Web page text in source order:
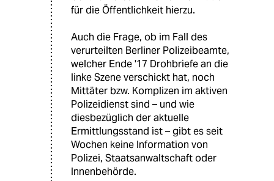
für die Öffentlichkeit hierzu.
Auch die Frage, ob im Fall des
verurteilten Berliner Polizeibeamte,
welcher Ende '17 Drohbriefe an die
linke Szene verschickt hat, noch
Mittäter bzw. Komplizen im aktiven
Polizeidienst sind – und wie
diesbezüglich der aktuelle
Ermittlungsstand ist – gibt es seit
Wochen keine Information von
Polizei, Staatsanwaltschaft oder
Innenbehörde.